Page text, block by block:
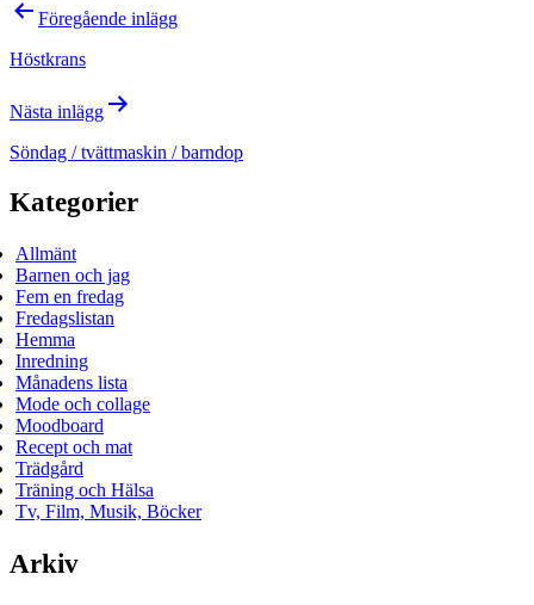
Inläggsnavigering
Föregående inlägg
Höstkrans
Nästa inlägg
Söndag / tvättmaskin / barndop
Kategorier
Allmänt
Barnen och jag
Fem en fredag
Fredagslistan
Hemma
Inredning
Månadens lista
Mode och collage
Moodboard
Recept och mat
Trädgård
Träning och Hälsa
Tv, Film, Musik, Böcker
Arkiv